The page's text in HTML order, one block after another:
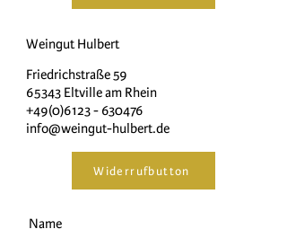
Weingut Hulbert
Friedrichstraße 59
65343 Eltville am Rhein
+49(0)6123 - 630476
info@weingut-hulbert.de
Widerrufbutton